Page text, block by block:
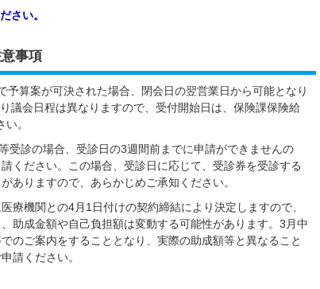
さい。
事項
算案が可決された場合、閉会日の翌営業日から可能となり
議会日程は異なりますので、受付開始日は、保険課保険給
。
受診の場合、受診日の3週間前までに申請ができませんの
ください。この場合、受診日に応じて、受診券を受診する
ありますので、あらかじめご承知ください。
療機関との4月1日付けの契約締結により決定しますので、
助成金額や自己負担額は変動する可能性があります。3月中
のご案内をすることとなり、実際の助成額等と異なること
請ください。